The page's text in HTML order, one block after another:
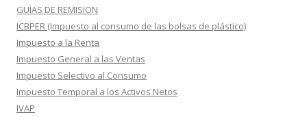
GUIAS DE REMISION
ICBPER (Impuesto al consumo de las bolsas de plástico)
Impuesto a la Renta
Impuesto General a las Ventas
Impuesto Selectivo al Consumo
Impuesto Temporal a los Activos Netos
IVAP